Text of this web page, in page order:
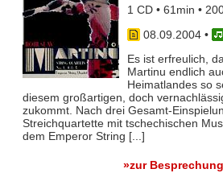
1 CD • 61min •
08.09.2004•
Es ist erfreulich,
Martinu endlich
Heimatlandes so
diesem großartigen, doch
zukommt. Nach drei Gesamt-
Streichquartette mit tschechischen
dem Emperor String [...]
»zur